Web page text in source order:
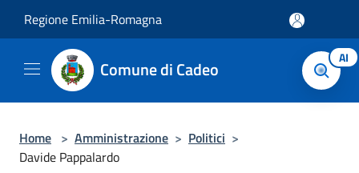
Regione Emilia-Romagna
Comune di Cadeo AI
Home > Amministrazione > Politici >
Davide Pappalardo